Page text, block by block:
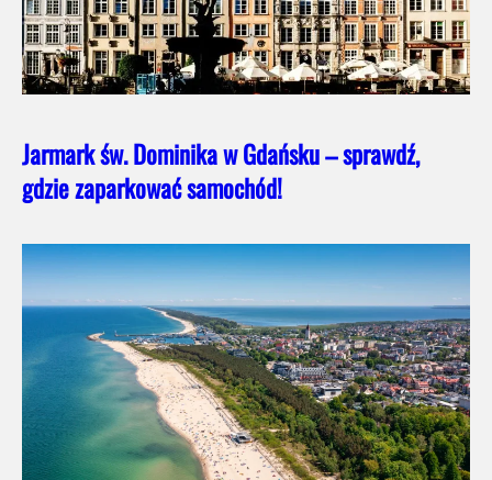
Jarmark św. Dominika w Gdańsku – sprawdź,
gdzie zaparkować samochód!